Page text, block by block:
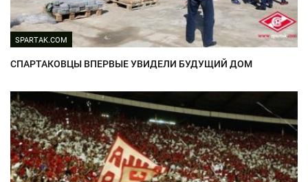
SPARTAK.COM
СПАРТАКОВЦЫ ВПЕРВЫЕ УВИДЕЛИ БУДУЩИЙ ДОМ